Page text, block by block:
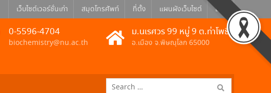
เว็บไซต์เวอร์ชั่นเก่า สมุดโทรศัพท์ ที่ตั้ง แผนผังเว็บไซต์ Eng
0-5596-4704
biochemistry@nu.ac.th
ม.นเรศวร 99 หมู่ 9 ต.ท่าโพธิ์
อ.เมือง จ.พิษณุโลก 65000
Search
for: